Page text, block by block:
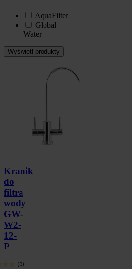
AquaFilter
Global
Water
Kranik
do
filtra
wody
GW-
W2-
12-
P
(0)